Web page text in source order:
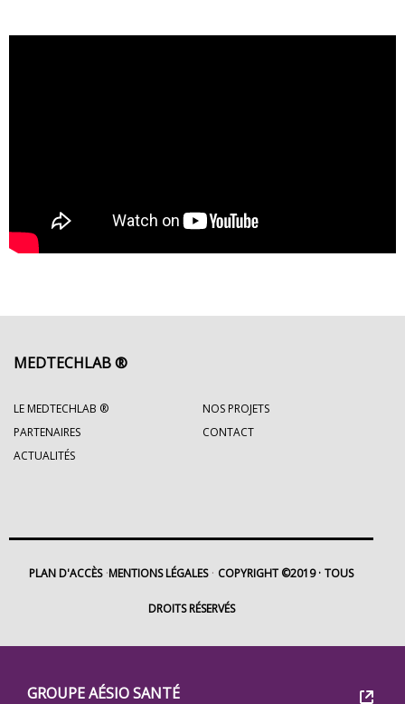
Groupe
GROUPE AÉSIO SANTÉ
MEDTECHLAB ®
LE MEDTECHLAB ®
NOS PROJETS
PARTENAIRES
CONTACT
ACTUALITÉS
PLAN D'ACCÈS MENTIONS LÉGALES COPYRIGHT ©2019 TOUS
DROITS RÉSERVÉS